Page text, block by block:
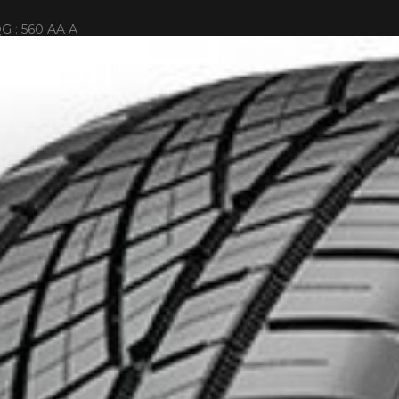
: 560 AA A